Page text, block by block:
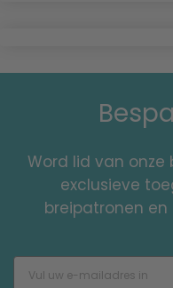
Word lid van onze
exclusieve
breipatronen